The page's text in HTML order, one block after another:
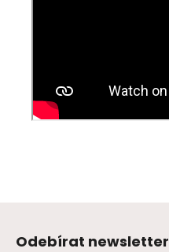
Odebírat newsletter